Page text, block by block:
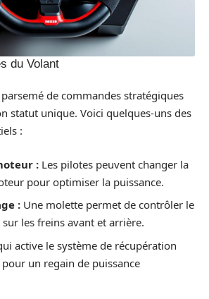
du Volant
de commandes stratégiques
statut unique. Voici quelques-uns des
:
: Les pilotes peuvent changer la
pour optimiser la puissance.
: Une molette permet de contrôler le
les freins avant et arrière.
active le système de récupération
un regain de puissance